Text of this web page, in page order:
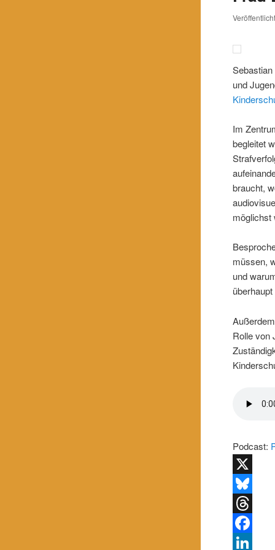
und
Im
begleitet
braucht,
möglichst
müssen,
und
Rolle von
Podcast:
X
Bluesky
Threads
Facebook